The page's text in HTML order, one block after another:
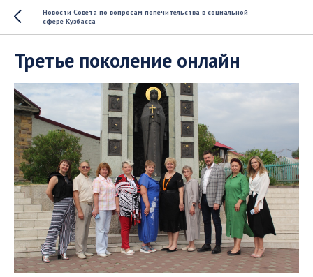
Новости Совета по вопросам попечительства в социальной
сфере Кузбасса
Третье поколение онлайн